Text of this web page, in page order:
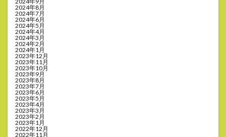
2024年8月
2024年7月
2024年6月
2024年5月
2024年4月
2024年3月
2024年2月
2024年1月
2023年12月
2023年11月
2023年10月
2023年9月
2023年8月
2023年7月
2023年6月
2023年5月
2023年4月
2023年3月
2023年2月
2023年1月
2022年12月
2022年11月